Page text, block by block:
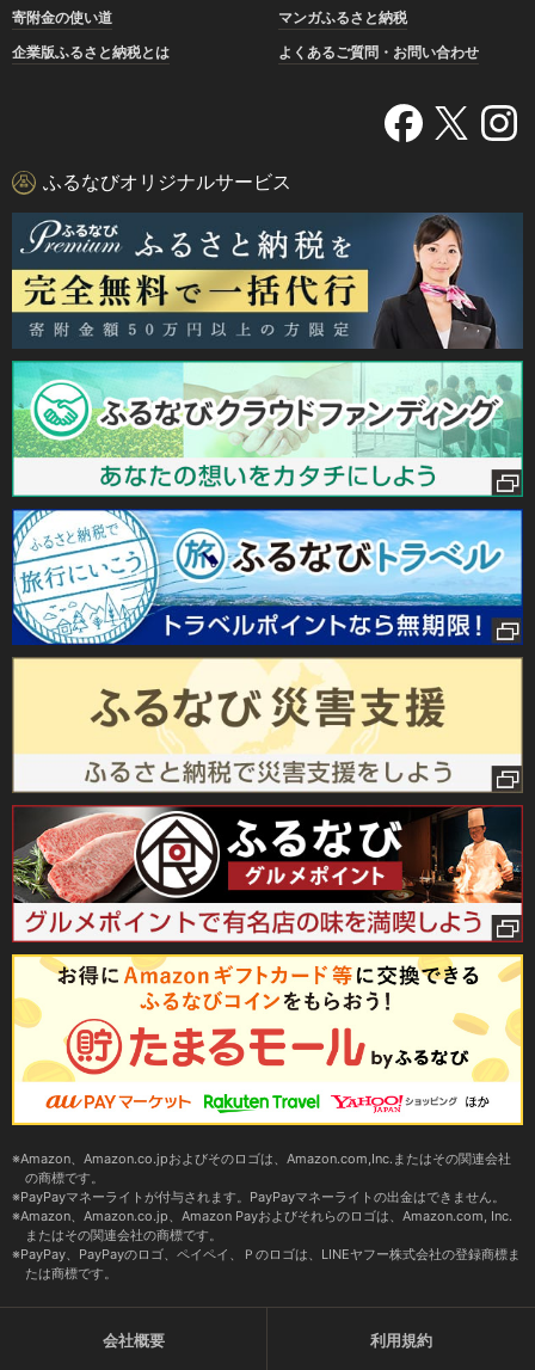
寄附金の使い道
マンガふるさと納税
企業版ふるさと納税とは
よくあるご質問・お問い合わせ
ふるなびオリジナルサービス
Amazon、Amazon.co.jpおよびそのロゴは、Amazon.com,Inc.またはその関連会社
の商標です。
PayPayマネーライトが付与されます。PayPayマネーライトの出金はできません。
Amazon、Amazon.co.jp、Amazon Payおよびそれらのロゴは、Amazon.com, Inc.
またはその関連会社の商標です。
PayPay、PayPayのロゴ、ペイペイ、Ｐのロゴは、LINEヤフー株式会社の登録商標ま
たは商標です。
会社概要 利用規約